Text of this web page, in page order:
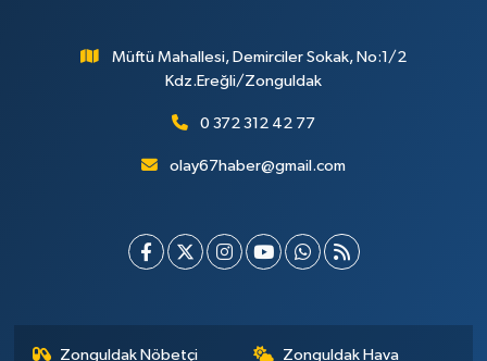
Müftü Mahallesi, Demirciler Sokak, No:1/2
Kdz.Ereğli/Zonguldak
0 372 312 42 77
olay67haber@gmail.com
Zonguldak Nöbetçi Zonguldak Hava